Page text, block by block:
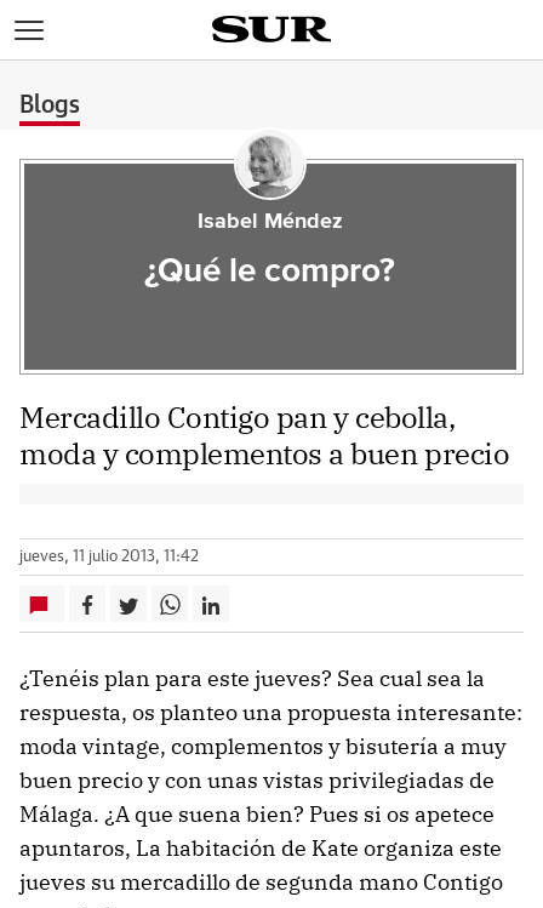
Blogs
Isabel Méndez
¿Qué le compro?
Mercadillo Contigo pan y cebolla,
moda y complementos a buen precio
jueves, 11 julio 2013, 11:42
¿Tenéis plan para este jueves? Sea cual sea la
respuesta, os planteo una propuesta interesante:
moda vintage, complementos y bisutería a muy
buen precio y con unas vistas privilegiadas de
Málaga. ¿A que suena bien? Pues si os apetece
apuntaros, La habitación de Kate organiza este
jueves su mercadillo de segunda mano Contigo